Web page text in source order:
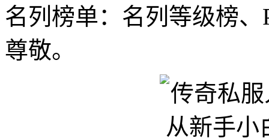
名列榜单：名列等级榜
尊敬。